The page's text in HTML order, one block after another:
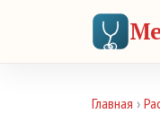
Главная ›